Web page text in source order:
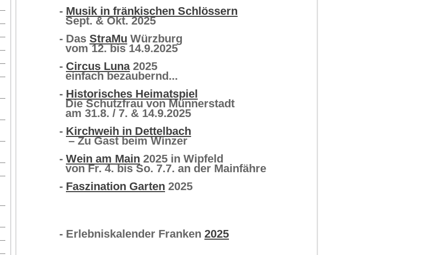
- Musik in fränkischen Schlössern
Sept. & Okt. 2025
- Das StraMu Würzburg
vom 12. bis 14.9.2025
- Circus Luna2025
einfach bezaubernd...
- Historisches Heimatspiel
Die Schutzfrau von Münnerstadt
am 31.8. / 7. & 14.9.2025
- Kirchweih in Dettelbach
– Zu Gast beim Winzer
- Wein am Main 2025 in Wipfeld
von Fr. 4. bis So. 7.7. an der Mainfähre
- Faszination Garten 2025
- Erlebniskalender Franken 2025